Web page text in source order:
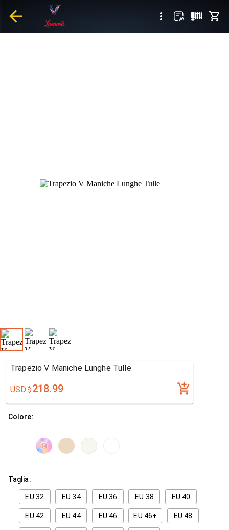
Trapezio V Maniche Lunghe Tulle
USD$ 218.99
Colore:
Taglia:
EU 32 EU 34 EU 36 EU 38 EU 40
EU 42 EU 44 EU 46 EU 46+ EU 48